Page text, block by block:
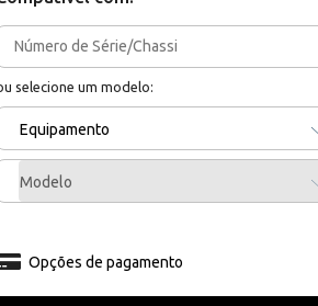
selecione um modelo:
Equipamento
Modelo
Opções de pagamento